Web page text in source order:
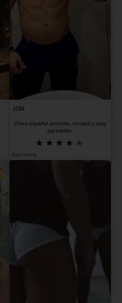
JON
Chico español atrevido, versatil y muy
agradable.
Barcelona